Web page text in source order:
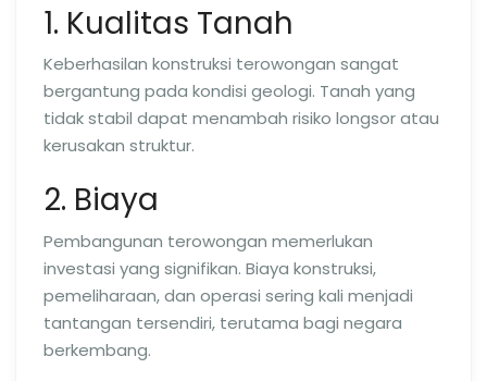
1. Kualitas Tanah
Keberhasilan konstruksi terowongan sangat
bergantung pada kondisi geologi. Tanah yang
tidak stabil dapat menambah risiko longsor atau
kerusakan struktur.
2. Biaya
Pembangunan terowongan memerlukan
investasi yang signifikan. Biaya konstruksi,
pemeliharaan, dan operasi sering kali menjadi
tantangan tersendiri, terutama bagi negara
berkembang.